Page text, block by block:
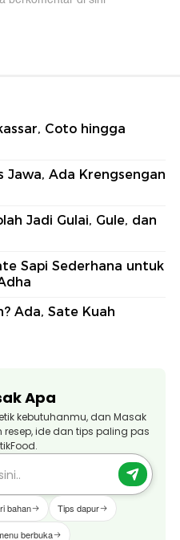
Coto hingga
Jawa, Ada Krengsengan
Jadi Gulai, Gule, dan
Sapi Sederhana untuk
Ada, Sate Kuah
Apa
kebutuhanmu, dan Masak
ide dan tips paling pas
bahan Tips dapur
berbuka